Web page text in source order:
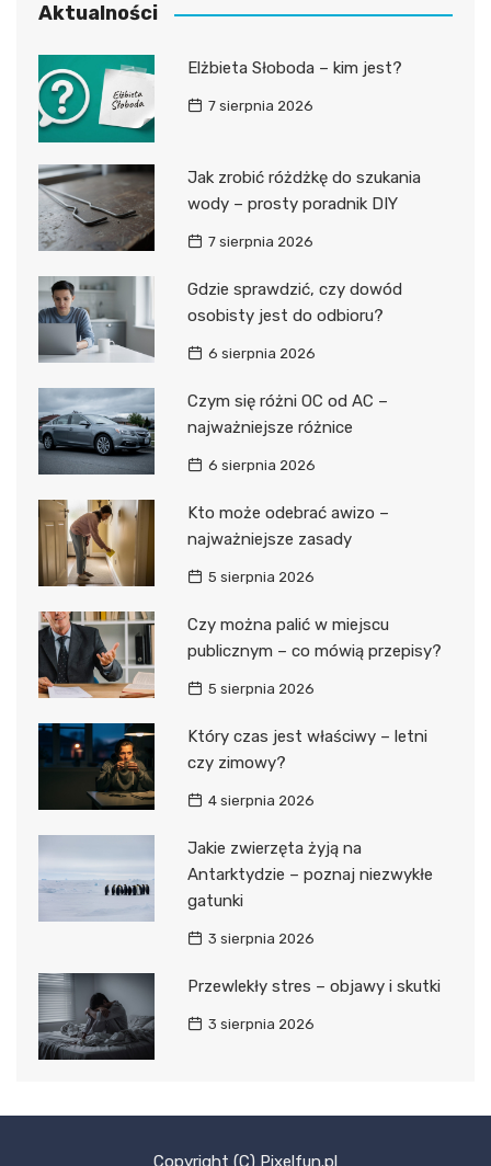
Aktualności
Elżbieta Słoboda – kim jest?
7 sierpnia 2026
Jak zrobić różdżkę do szukania
wody – prosty poradnik DIY
7 sierpnia 2026
Gdzie sprawdzić, czy dowód
osobisty jest do odbioru?
6 sierpnia 2026
Czym się różni OC od AC –
najważniejsze różnice
6 sierpnia 2026
Kto może odebrać awizo –
najważniejsze zasady
5 sierpnia 2026
Czy można palić w miejscu
publicznym – co mówią przepisy?
5 sierpnia 2026
Który czas jest właściwy – letni
czy zimowy?
4 sierpnia 2026
Jakie zwierzęta żyją na
Antarktydzie – poznaj niezwykłe
gatunki
3 sierpnia 2026
Przewlekły stres – objawy i skutki
3 sierpnia 2026
Copyright (C) Pixelfun.pl